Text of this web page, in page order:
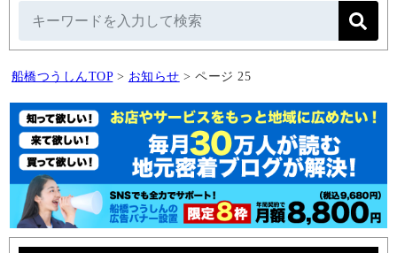
船橋つうしんTOP > お知らせ > ページ 25